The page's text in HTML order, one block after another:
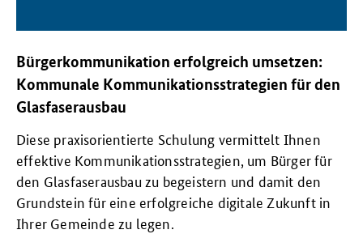
Bürgerkommunikation erfolgreich umsetzen:
Kommunale Kommunikationsstrategien für den
Glasfaserausbau
Diese praxisorientierte Schulung vermittelt Ihnen
effektive Kommunikationsstrategien, um Bürger für
den Glasfaserausbau zu begeistern und damit den
Grundstein für eine erfolgreiche digitale Zukunft in
Ihrer Gemeinde zu legen.